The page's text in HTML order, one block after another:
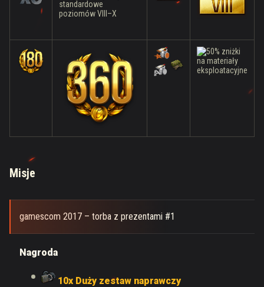
Misje
gamescom 2017 – torba z prezentami #1
Nagroda
10x Duży zestaw naprawczy